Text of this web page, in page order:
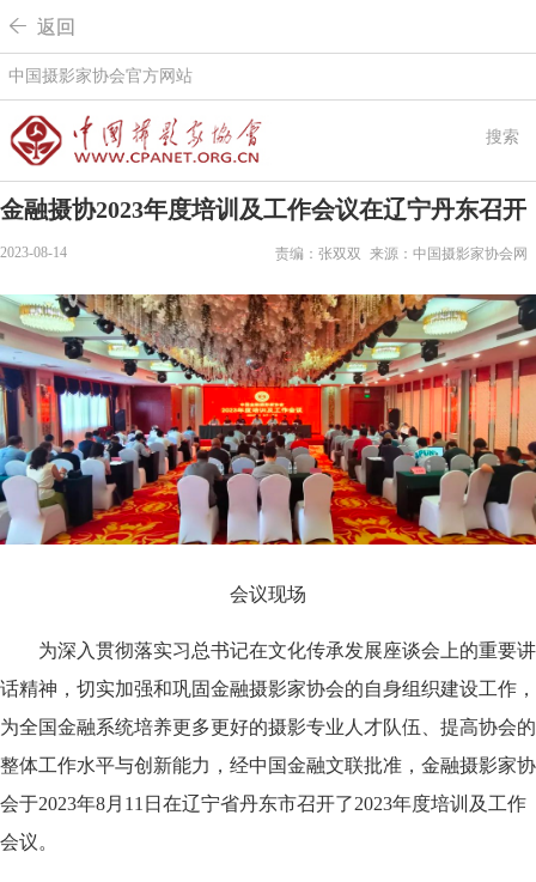
 返回
中国摄影家协会官方网站
搜索
金融摄协2023年度培训及工作会议在辽宁丹东召开
2023-08-14 来源：中国摄影家协会网
责编：张双双
会议现场
为深入贯彻落实习总书记在文化传承发展座谈会上的重要讲
话精神，切实加强和巩固金融摄影家协会的自身组织建设工作，
为全国金融系统培养更多更好的摄影专业人才队伍、提高协会的
整体工作水平与创新能力，经中国金融文联批准，金融摄影家协
会于2023年8月11日在辽宁省丹东市召开了2023年度培训及工作
会议。